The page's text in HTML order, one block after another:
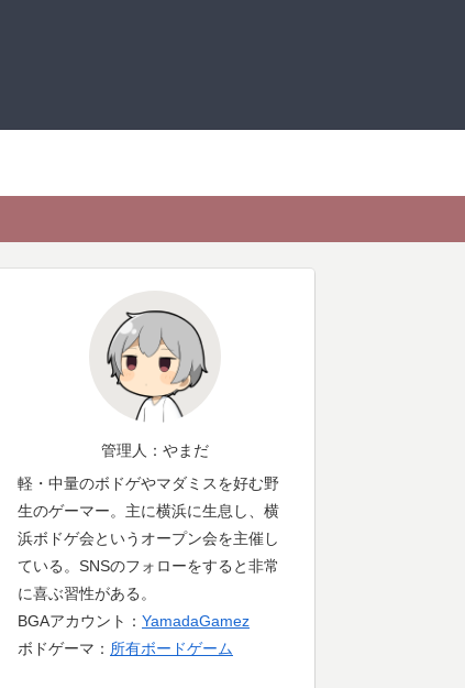
管理人：やまだ
軽・中量のボドゲやマダミスを好む野
生のゲーマー。主に横浜に生息し、横
浜ボドゲ会というオープン会を主催し
ている。SNSのフォローをすると非常
に喜ぶ習性がある。
BGAアカウント： YamadaGamez
ボドゲーマ： 所有ボードゲーム